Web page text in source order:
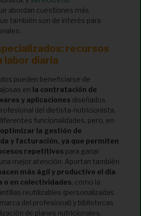
abordan cuestiones más
también son de interés para
recursos
labor diaria
pueden beneficiarse de
en la contratación de
y aplicaciones diseñados
del dietista-nutricionista.
funcionalidades, pero, en
optimizar la gestión de
y facturación, ya que permiten
repetitivos para ganar
mejor atención. Aportan también
más ágil y productivo el día
o en colectividades, como la
reutilizables (personalizadas
del profesional) y bibliotecas
de planes nutricionales,